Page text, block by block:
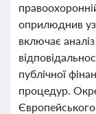
оприлюднив
включає
публічної
процедур.